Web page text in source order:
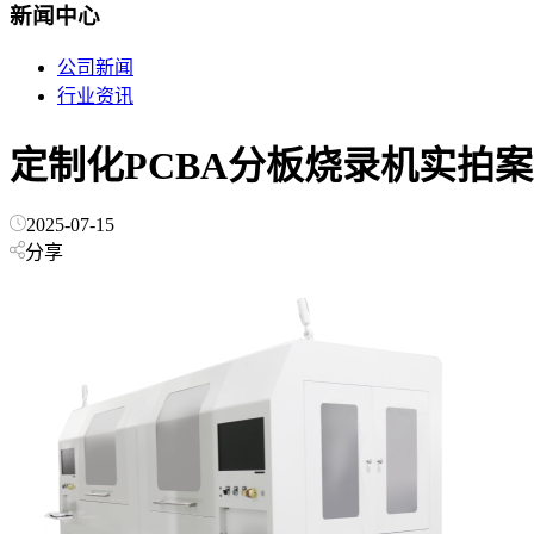
新闻中心
公司新闻
行业资讯
定制化PCBA分板烧录机实拍
2025-07-15
分享